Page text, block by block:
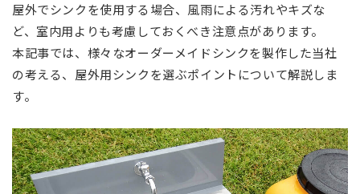
屋外でシンクを使用する場合、風雨による汚れやキズな
ど、室内用よりも考慮しておくべき注意点があります。
本記事では、様々なオーダーメイドシンクを製作した当社
の考える、屋外用シンクを選ぶポイントについて解説しま
す。